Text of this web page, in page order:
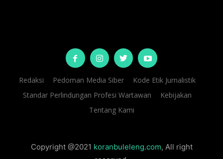
Redaksi Pedoman Media Siber
Kode Etik Jurnalistik
Standar Perlindungan Profesi Wartawan
Kebijakan
Tentang Kami
Copyright @2021 koranbuleleng.com, All right